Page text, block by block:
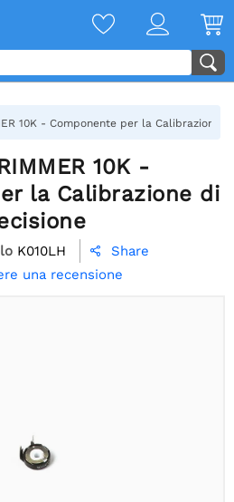
10K - Componente per la Calibrazione
10K -
la Calibrazione di
K010LH 
Share
una recensione